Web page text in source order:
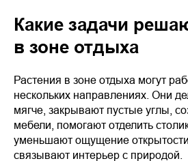
Какие задачи
в зоне отдыха
Растения в зоне отдыха могут
нескольких направлениях. Они
мягче, закрывают пустые углы,
мебели, помогают отделить
уменьшают ощущение
связывают интерьер с природой.